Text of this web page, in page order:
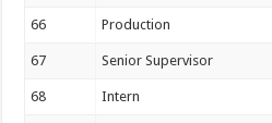
66 Production
67 Senior Supervisor
68 Intern